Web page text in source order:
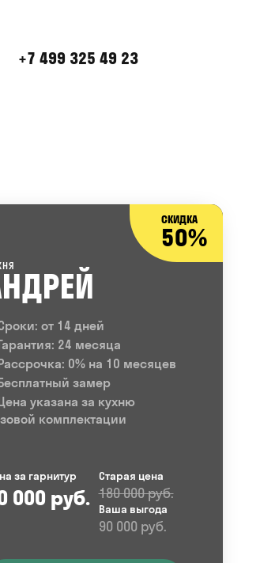
+7 499 325 49 23
СКИДКА
50%
от 14 дней
24 месяца
0% на 10 месяцев
замер
указана за кухню
комплектации
за гарнитур
000 руб.
Старая цена
180 000 руб.
Ваша выгода
90 000 руб.